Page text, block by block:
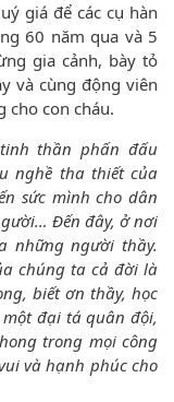
giá để các cụ hàn
60 năm qua và 5
gia cảnh, bày tỏ
và cùng động viên
cho con cháu.
thần phấn đấu
nghề tha thiết của
sức mình cho dân
Đến đây, ở nơi
những người thầy.
chúng ta cả đời là
biết ơn thầy, học
đại tá quân đội,
trong mọi công
và hạnh phúc cho